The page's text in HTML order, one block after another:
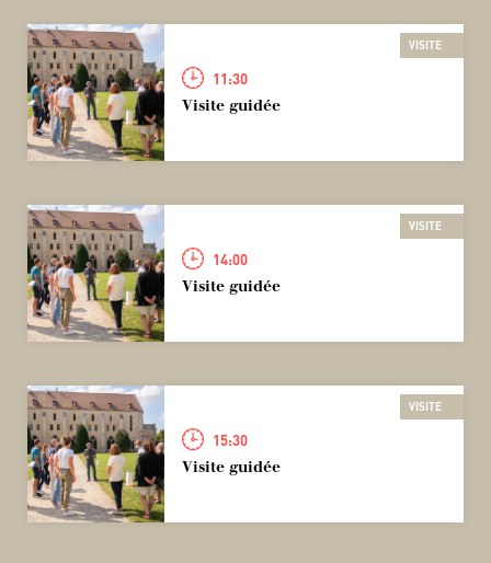
11:30
VISITE
Visite guidée
14:00
VISITE
Visite guidée
15:30
VISITE
Visite guidée